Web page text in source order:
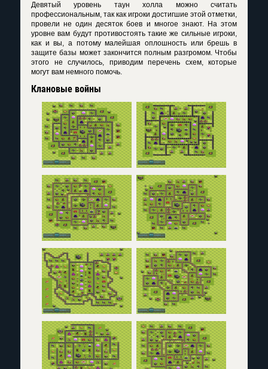
Девятый уровень таун холла можно считать
профессиональным, так как игроки достигшие этой отметки,
провели не один десяток боев и многое знают. На этом
уровне вам будут противостоять такие же сильные игроки,
как и вы, а потому малейшая оплошность или брешь в
защите базы может закончится полным разгромом. Чтобы
этого не случилось, приводим перечень схем, которые
могут вам немного помочь.
Клановые войны